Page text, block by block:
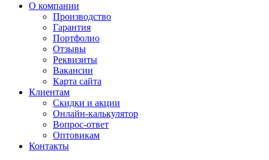
О компании
Производство
Гарантия
Портфолио
Отзывы
Реквизиты
Вакансии
Карта сайта
Клиентам
Скидки и акции
Онлайн-калькулятор
Вопрос-ответ
Оптовикам
Контакты